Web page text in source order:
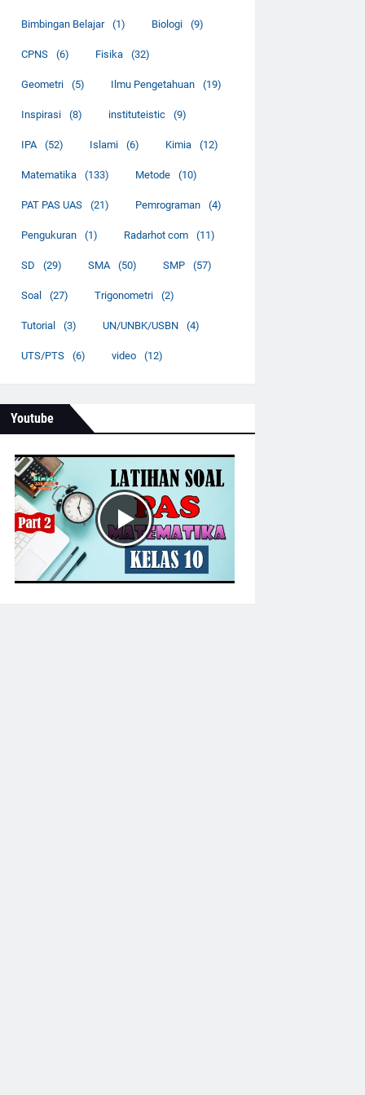
Bimbingan Belajar (1) Biologi (9)
CPNS (6) Fisika (32)
Geometri (5) Ilmu Pengetahuan (19)
Inspirasi (8) instituteistic (9)
IPA (52) Islami (6) Kimia (12)
Matematika (133) Metode (10)
PAT PAS UAS (21) Pemrograman (4)
Pengukuran (1) Radarhot com (11)
SD (29) SMA (50) SMP (57)
Soal (27) Trigonometri (2)
Tutorial (3) UN/UNBK/USBN (4)
UTS/PTS (6) video (12)
Youtube